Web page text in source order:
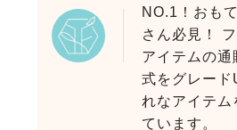
NO.1！おも
さん必見！
アイテムの
式をグレード
れなアイテム
ています。